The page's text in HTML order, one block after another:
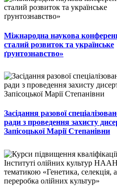
Міжнародна наукова
сталий розвиток та українське
ґрунтознавство»
Засідання разової
ради з проведення захисту
Запісоцької Марії Степанівни